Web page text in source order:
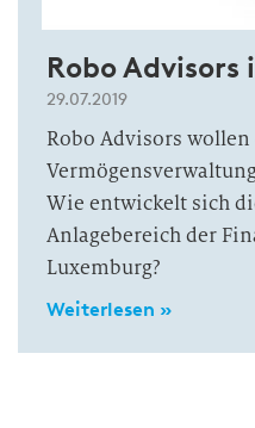
Robo Advisors
29.07.2019
Robo Advisors wollen
Wie entwickelt sich
Anlagebereich der
Luxemburg?
Weiterlesen »